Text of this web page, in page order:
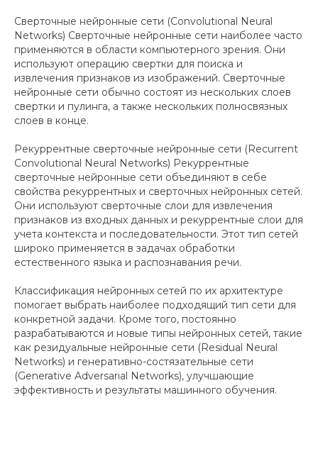
Сверточные нейронные сети (Convolutional Neural
Networks) Сверточные нейронные сети наиболее часто
применяются в области компьютерного зрения. Они
используют операцию свертки для поиска и
извлечения признаков из изображений. Сверточные
нейронные сети обычно состоят из нескольких слоев
свертки и пулинга, а также нескольких полносвязных
слоев в конце.
Рекуррентные сверточные нейронные сети (Recurrent
Convolutional Neural Networks) Рекуррентные
сверточные нейронные сети объединяют в себе
свойства рекуррентных и сверточных нейронных сетей.
Они используют сверточные слои для извлечения
признаков из входных данных и рекуррентные слои для
учета контекста и последовательности. Этот тип сетей
широко применяется в задачах обработки
естественного языка и распознавания речи.
Классификация нейронных сетей по их архитектуре
помогает выбрать наиболее подходящий тип сети для
конкретной задачи. Кроме того, постоянно
разрабатываются и новые типы нейронных сетей, такие
как резидуальные нейронные сети (Residual Neural
Networks) и генеративно-состязательные сети
(Generative Adversarial Networks), улучшающие
эффективность и результаты машинного обучения.